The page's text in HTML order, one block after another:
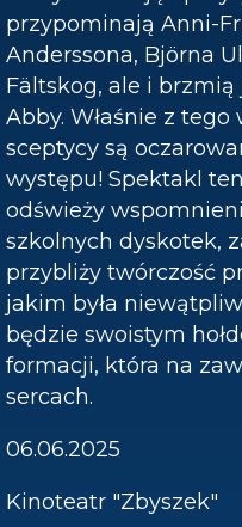
przypominają Anni-
Anderssona, Björna
Fältskog, ale i
Abby. Właśnie z
sceptycy są
występu! Spektakl
odświeży
szkolnych dyskotek,
przybliży twórczość
jakim była
będzie swoistym
formacji, która na
sercach.
06.06.2025
Kinoteatr "Zbyszek"